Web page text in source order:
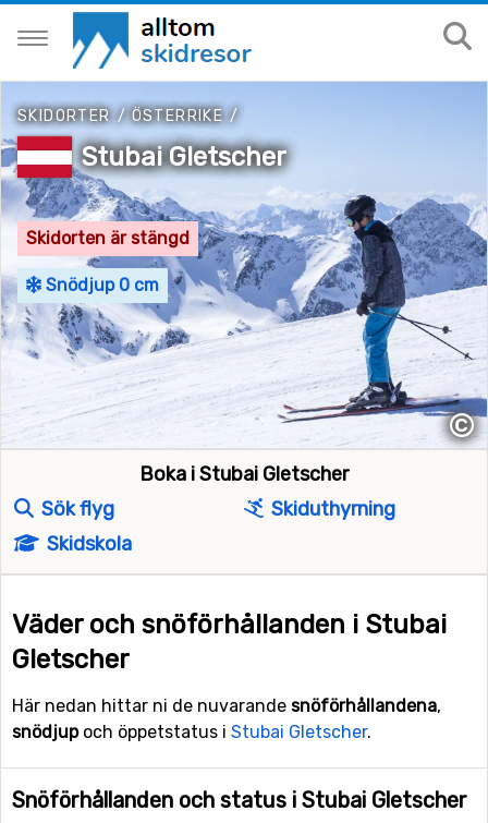
SKIDORTER /ÖSTERRIKE /
Stubai Gletscher
Skidorten är stängd
Snödjup 0 cm
©
Boka i Stubai Gletscher
Sök flyg
Skiduthyrning
Skidskola
Väder och snöförhållanden i Stubai
Gletscher
Här nedan hittar ni de nuvarande snöförhållandena,
snödjupoch öppetstatus i Stubai Gletscher.
Snöförhållanden och status i Stubai Gletscher